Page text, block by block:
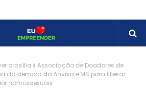
brasília
Associação de Doadores de
da demora da Anvisa e MS para liberar
homossexuais